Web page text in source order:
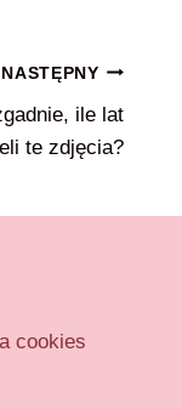
NASTĘPNY
ile lat
te zdjęcia?
cookies